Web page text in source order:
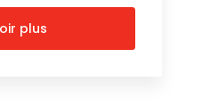
plus